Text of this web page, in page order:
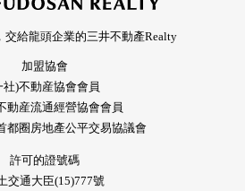
交給龍頭企業的三井不動產Realty
加盟協會
社)不動産協會會員
動産流通經營協會會員
都圈房地產公平交易協議會
許可的證號碼
交通大臣(15)777號